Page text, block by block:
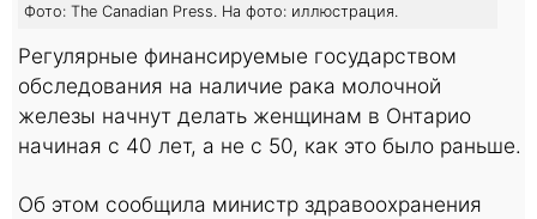
Фото: The Canadian Press. На фото: иллюстрация.
Регулярные финансируемые государством
обследования на наличие рака молочной
железы начнут делать женщинам в Онтарио
начиная с 40 лет, а не с 50, как это было раньше.
Об этом сообщила министр здравоохранения